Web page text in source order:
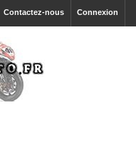
Connexion
Contactez-nous